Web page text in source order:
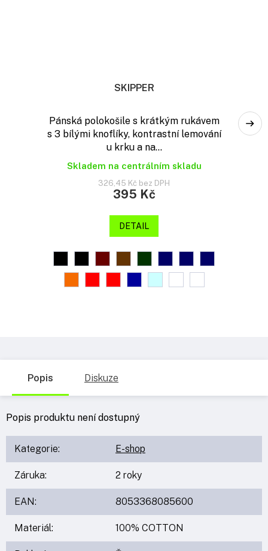
SKIPPER
Pánská polokošile s krátkým rukávem
s 3 bílými knoflíky, kontrastní lemování
u krku a na...
Skladem na centrálním skladu
326,45 Kč bez DPH
395 Kč
DETAIL
Popis Diskuze
Popis produktu není dostupný
Kategorie: E-shop
Záruka: 2 roky
EAN: 8053368085600
Materiál: 100% COTTON